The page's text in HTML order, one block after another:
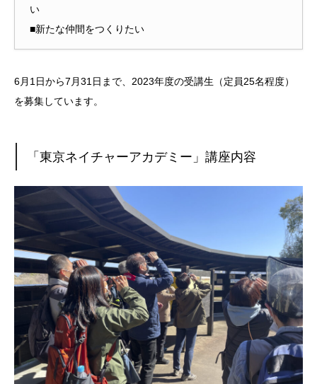
い
■新たな仲間をつくりたい
6月1日から7月31日まで、2023年度の受講生（定員25名程度）
を募集しています。
「東京ネイチャーアカデミー」講座内容